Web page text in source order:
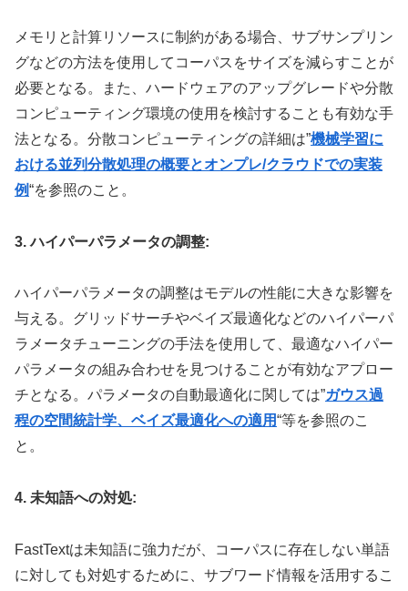
メモリと計算リソースに制約がある場合、サブサンプリン
グなどの方法を使用してコーパスをサイズを減らすことが
必要となる。また、ハードウェアのアップグレードや分散
コンピューティング環境の使用を検討することも有効な手
法となる。分散コンピューティングの詳細は”機械学習に
おける並列分散処理の概要とオンプレ/クラウドでの実装
例“を参照のこと。
3. ハイパーパラメータの調整:
ハイパーパラメータの調整はモデルの性能に大きな影響を
与える。グリッドサーチやベイズ最適化などのハイパーパ
ラメータチューニングの手法を使用して、最適なハイパー
パラメータの組み合わせを見つけることが有効なアプロー
チとなる。パラメータの自動最適化に関しては”ガウス過
程の空間統計学、ベイズ最適化への適用“等を参照のこ
と。
4. 未知語への対処:
FastTextは未知語に強力だが、コーパスに存在しない単語
に対しても対処するために、サブワード情報を活用するこ